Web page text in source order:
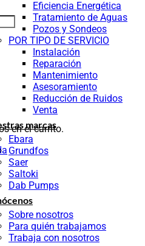
en el carrito.
Eficiencia Energética
Tratamiento de Aguas
Pozos y Sondeos
POR TIPO DE SERVICIO
Instalación
Reparación
Mantenimiento
Asesoramiento
Reducción de Ruidos
Venta
marcas
Ebara
Grundfos
Saer
Saltoki
Dab Pumps
Sobre nosotros
Para quién trabajamos
Trabaja con nosotros